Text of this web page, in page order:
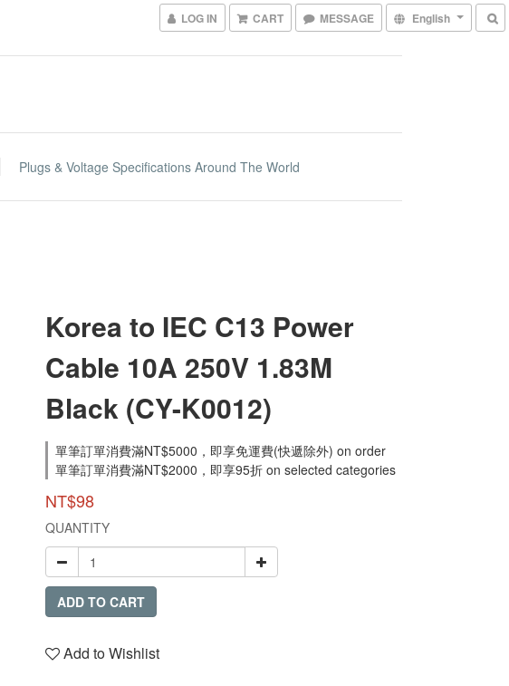
LOG IN CART MESSAGE English
Plugs & Voltage Specifications Around The World
Korea to IEC C13 Power
Cable 10A 250V 1.83M
Black (CY-K0012)
單筆訂單消費滿NT$5000，即享免運費(快遞除外) on order
單筆訂單消費滿NT$2000，即享95折 on selected categories
NT$98
QUANTITY
ADD TO CART
Add to Wishlist